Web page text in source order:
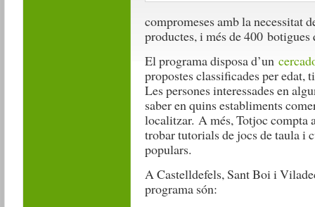
compromeses amb la necessitat
productes, i més de 400 botigues
El programa disposa d’un
propostes classificades per
Les persones interessades en
saber en quins establiments
localitzar. A més, Totjoc compta
trobar tutorials de jocs de taula i
populars.
A Castelldefels, Sant Boi i
programa són: